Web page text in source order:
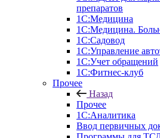
препаратов
1С:Медицина
1С:Медицина.
1С:Садовод
1С:Управление
1С:Учет обращений
1С:Фитнес-клуб
Прочее
Назад
Прочее
1С:Аналитика
Ввод первичных